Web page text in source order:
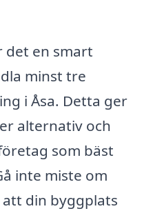
det en smart
minst tre
i Åsa. Detta ger
alternativ och
som bäst
inte miste om
att din byggplats